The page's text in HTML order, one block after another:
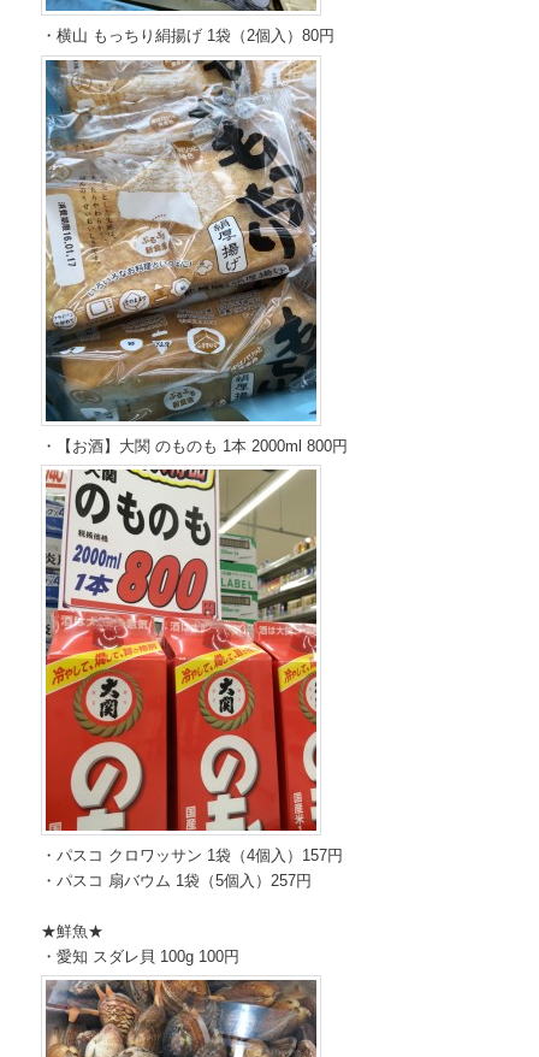
・横山 もっちり絹揚げ 1袋（2個入）80円
・【お酒】大関 のものも 1本 2000ml 800円
・パスコ クロワッサン 1袋（4個入）157円
・パスコ 扇バウム 1袋（5個入）257円
★鮮魚★
・愛知 スダレ貝 100g 100円